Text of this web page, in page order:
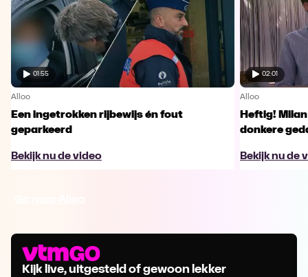
01:55
Alloo
Een ingetrokken rijbewijs én fout
geparkeerd
Bekijk nu de video
02:01
Alloo
Heftig!
donkere
Bekijk nu de
Kijk live, uitgesteld of gewoon lekker